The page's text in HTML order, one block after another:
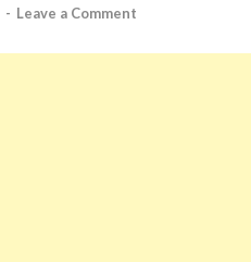
- Leave a Comment